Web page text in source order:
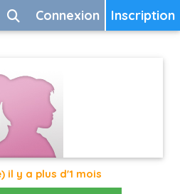
Inscription
Connexion
il y a plus d'1 mois